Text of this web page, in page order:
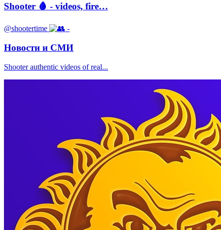
Shooter 🩸 - videos, fire…
@shootertime -
Новости и СМИ
Shooter authentic videos of real...